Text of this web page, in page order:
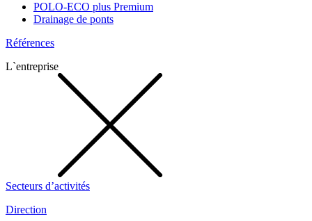
POLO-ECO plus Premium
Drainage de ponts
Références
L`entreprise
Secteurs d’activités
Direction